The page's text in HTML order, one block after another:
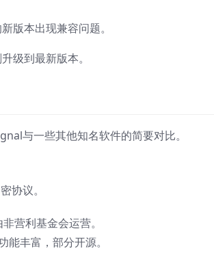
版本出现兼容问题。
级到最新版本。
与一些其他知名软件的简要对比。
协议。
营利基金会运营。
能丰富，部分开源。